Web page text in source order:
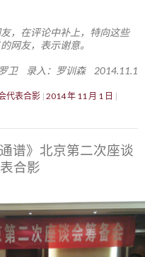
，在评论中补上，特向这些
网友，表示谢意。
卫 录入：罗训森 2014.11.1
代表合影 2014 年 11 月 1 日
谱》北京第二次座谈
合影